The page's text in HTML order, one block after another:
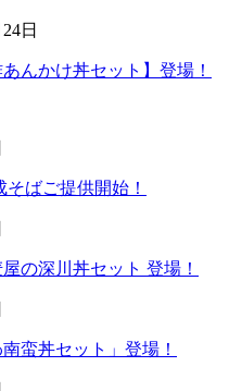
日
んかけ丼セット】登場！
ばご提供開始！
の深川丼セット 登場！
蛮丼セット」登場！